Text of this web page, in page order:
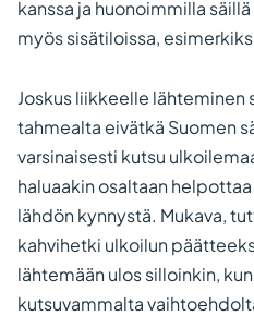
kanssa ja huonoimmilla
myös sisätiloissa,
Joskus liikkeelle lähteminen
tahmealta eivätkä Suomen
varsinaisesti kutsu
haluaakin osaltaan
lähdön kynnystä. Mukava,
kahvihetki ulkoilun
lähtemään ulos silloinkin,
kutsuvammalta